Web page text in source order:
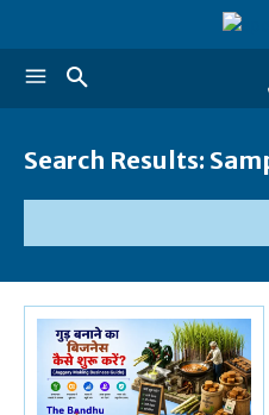
Search Results: